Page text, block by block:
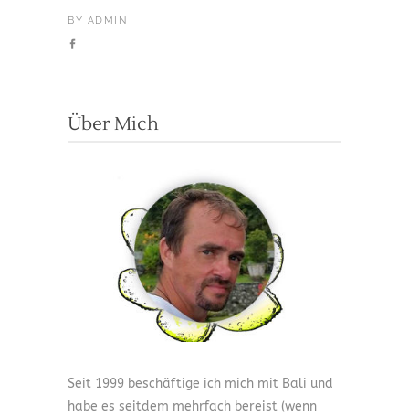
BY ADMIN
Über Mich
Seit 1999 beschäftige ich mich mit Bali und
habe es seitdem mehrfach bereist (wenn